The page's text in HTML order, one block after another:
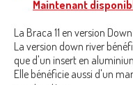
Maintenant
La Braca 11 en version
La version down river
que d'un insert en
Elle bénéficie aussi d'un